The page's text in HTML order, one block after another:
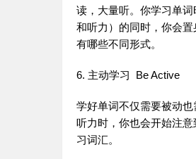
读，大量听。你学习单词
和听力 ）的同时，你会
有哪些不同形式。
6. 主动学习 Be Active
学好单词不仅需要被动
听力时，你也会开始注意
习词汇。